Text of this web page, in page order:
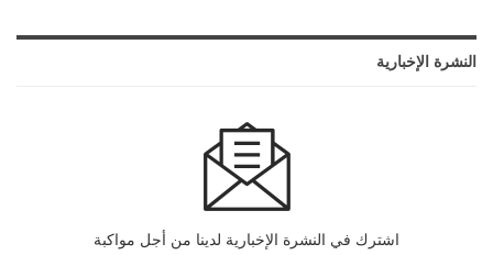
النشرة الإخبارية
اشترك في النشرة الإخبارية لدينا من أجل مواكبة